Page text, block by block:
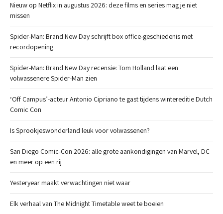
Nieuw op Netflix in augustus 2026: deze films en series mag je niet
missen
Spider-Man: Brand New Day schrijft box office-geschiedenis met
recordopening
Spider-Man: Brand New Day recensie: Tom Holland laat een
volwassenere Spider-Man zien
‘Off Campus’-acteur Antonio Cipriano te gast tijdens wintereditie Dutch
Comic Con
Is Sprookjeswonderland leuk voor volwassenen?
San Diego Comic-Con 2026: alle grote aankondigingen van Marvel, DC
en meer op een rij
Yesteryear maakt verwachtingen niet waar
Elk verhaal van The Midnight Timetable weet te boeien